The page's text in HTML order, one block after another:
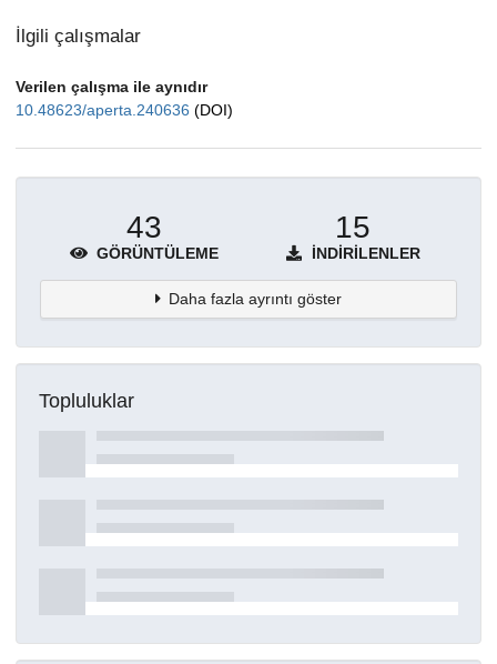
İlgili çalışmalar
Verilen çalışma ile aynıdır
10.48623/aperta.240636 (DOI)
43
GÖRÜNTÜLEME
15
İNDIRILENLER
Daha fazla ayrıntı göster
Topluluklar